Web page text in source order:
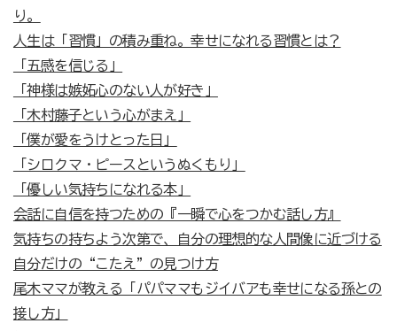
り。
人生は「習慣」の積み重ね。幸せになれる習慣とは？
「五感を信じる」
「神様は嫉妬心のない人が好き」
「木村藤子という心がまえ」
「僕が愛をうけとった日」
「シロクマ・ピースというぬくもり」
「優しい気持ちになれる本」
会話に自信を持つための『一瞬で心をつかむ話し方』
気持ちの持ちよう次第で、自分の理想的な人間像に近づける
自分だけの“こたえ”の見つけ方
尾木ママが教える「パパママもジイバアも幸せになる孫との
接し方」